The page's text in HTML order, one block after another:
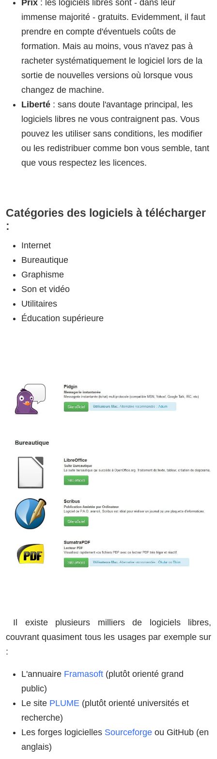
Prix : les logiciels libres sont - dans leur
immense majorité - gratuits. Evidemment, il faut
prendre en compte d'éventuels coûts de
formation. Mais au moins, vous n'avez pas à
racheter systématiquement le logiciel lors de la
sortie de nouvelles versions où lorsque vous
changez de machine.
Liberté : sans doute l'avantage principal, les
logiciels libres ne vous contraignent pas. Vous
pouvez les utiliser sans conditions, les modifier
ou les redistribuer comme bon vous semble, tant
que vous respectez les licences.
Catégories des logiciels à télécharger
:
Internet
Bureautique
Graphisme
Son et vidéo
Utilitaires
Éducation supérieure
Il existe plusieurs milliers de logiciels libres,
couvrant quasiment tous les usages par exemple sur
:
L'annuaire Framasoft (plutôt orienté grand
public)
Le site PLUME (plutôt orienté universités et
recherche)
Les forges logicielles Sourceforge ou GitHub (en
anglais)